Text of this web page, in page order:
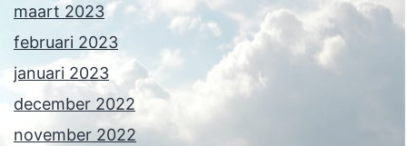
maart 2023
februari 2023
januari 2023
december 2022
november 2022